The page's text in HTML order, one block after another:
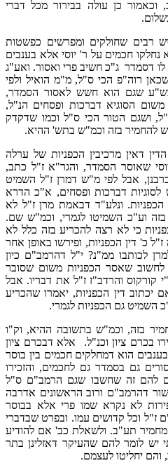
כן עולה בבירור מכל דברי
רבים שחולקים ומפרשים כפשטות
נחלקו חכמים על ר' יוסי אלא בענבים
דסמדר ג"כ חשיב פרי ואסור. ואע"ג
רוה"פ הכי ס"ל, מ"מ הואיל ולפי
שגם הוא חשש לאסור הסמדר,
הסוגיא דברכות ופסחים הנ"ל,
ושגם הטור הכי ס"ל וכמו שדקדק
להחמיר בזה וכמ"ש בתש' ההיא.
דאין מרכיבין הכפניות של ערלה
שאוסר הסמדר, והגר"א ז"ל כתב,
אבל לפי מ"ש דמרן ז"ל השמיט
דברכות ופסחים, א"כ הדרא
ונלע"ד דבאמת מרן ז"ל לא
וע"כ השמיטו לגמרי, וכמ"ש שם.
כי לא רצה להכריע בזה כלל לא
כ' דין הכפניות, ופירשו באופן אחר
לכותבו ממ"נ? י"ל דהרמב"ם כיון
שאסר הכפניות משום שסובר
קורקוס והרדב"ז ז"ל את דבריו. אבל
דין הכפניות, יאמרו שהכריע
השמיט גם הכפניות לגמרי.
בזה, וכמ"ש בתשובה ההיא, וק"ו
בכרם ציון וכנ"ל. אלא דבכרם ציון
הוא דמחלקים חכמים בין בוסר
גם בסמדר גם לחכמים, והזכירו
להם זה שחשבו שגם הרמב"ם ס"ל
דהרמב"ם ורוב הראשונים אדרבה
לא נקרא שמו פרי אלא בבוסר
ז"ל וכל קדושים עמו. ובפרט שבדברי
תע"ב. ולשאלת כב' אם להודיע
יש לומר להם שהעיקר דאזלינן בתר
והם יחליטו לעצמם.